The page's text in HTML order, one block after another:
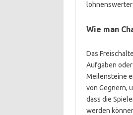
lohnenswerter
Wie man
Das
Aufgaben
Meilensteine
von Gegnern,
dass die
werden